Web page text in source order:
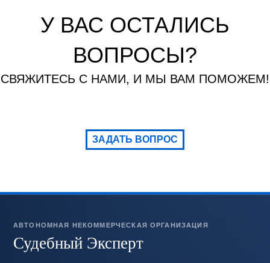
У ВАС ОСТАЛИСЬ
ВОПРОСЫ?
СВЯЖИТЕСЬ С НАМИ, И МЫ ВАМ ПОМОЖЕМ!
ЗАДАТЬ ВОПРОС
АВТОНОМНАЯ НЕКОММЕРЧЕСКАЯ ОРГАНИЗАЦИЯ
Судебный Эксперт